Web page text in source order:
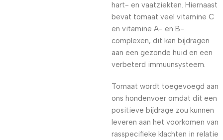
hart- en vaatziekten. Hiernaast
bevat tomaat veel vitamine C
en vitamine A- en B-
complexen, dit kan bijdragen
aan een gezonde huid en een
verbeterd immuunsysteem.
Tomaat wordt toegevoegd aan
ons hondenvoer omdat dit een
positieve bijdrage zou kunnen
leveren aan het voorkomen van
rasspecifieke klachten in relatie